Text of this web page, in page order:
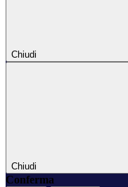
Chiudi
Chiudi
Conferma